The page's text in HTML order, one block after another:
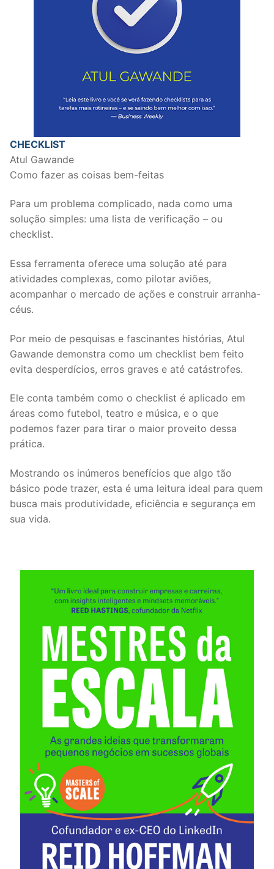
CHECKLIST
Atul Gawande
Como fazer as coisas bem-feitas
Para um problema complicado, nada como uma
solução simples: uma lista de verificação – ou
checklist.
Essa ferramenta oferece uma solução até para
atividades complexas, como pilotar aviões,
acompanhar o mercado de ações e construir arranha-
céus.
Por meio de pesquisas e fascinantes histórias, Atul
Gawande demonstra como um checklist bem feito
evita desperdícios, erros graves e até catástrofes.
Ele conta também como o checklist é aplicado em
áreas como futebol, teatro e música, e o que
podemos fazer para tirar o maior proveito dessa
prática.
Mostrando os inúmeros benefícios que algo tão
básico pode trazer, esta é uma leitura ideal para quem
busca mais produtividade, eficiência e segurança em
sua vida.